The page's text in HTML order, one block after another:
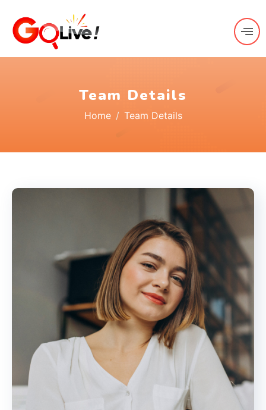
Team Details
Home Team Details